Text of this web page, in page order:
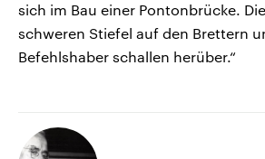
sich im Bau einer Pontonbrücke.
schweren Stiefel auf den Brettern
Befehlshaber schallen herüber.“